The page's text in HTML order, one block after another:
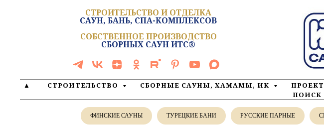
СТРОИТЕЛЬСТВО И ОТДЕЛКА
САУН, БАНЬ, СПА-КОМПЛЕКСОВ
СОБСТВЕННОЕ ПРОИЗВОДСТВО
СБОРНЫХ САУН ИТС®
▲ СТРОИТЕЛЬСТВО СБОРНЫЕ САУНЫ, ХАМАМЫ, ИК
ПОИСК
ФИНСКИЕ САУНЫ ТУРЕЦКИЕ БАНИ РУССКИЕ ПАРНЫЕ